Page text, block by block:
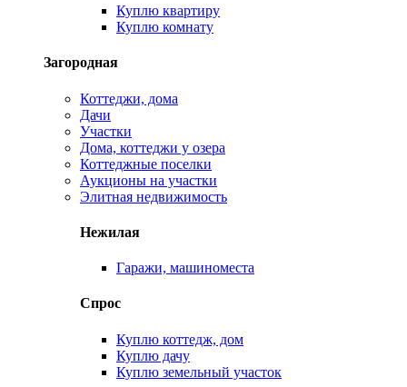
Куплю квартиру
Куплю комнату
Загородная
Коттеджи, дома
Дачи
Участки
Дома, коттеджи у озера
Коттеджные поселки
Аукционы на участки
Элитная недвижимость
Нежилая
Гаражи, машиноместа
Спрос
Куплю коттедж, дом
Куплю дачу
Куплю земельный участок